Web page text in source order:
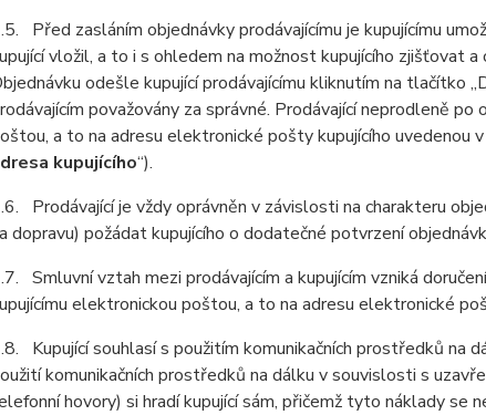
Před zasláním objednávky prodávajícímu je kupujícímu
vložil, a to i s ohledem na možnost kupujícího zjišťovat
odešle kupující prodávajícímu kliknutím na tlačítko
považovány za správné. Prodávající neprodleně
a to na adresu elektronické pošty kupujícího uvedenou
kupujícího“).
Prodávající je vždy oprávněn v závislosti na charakteru
dopravu) požádat kupujícího o dodatečné potvrzení
Smluvní vztah mezi prodávajícím a kupujícím vzniká
elektronickou poštou, a to na adresu elektronické
Kupující souhlasí s použitím komunikačních prostředků na
komunikačních prostředků na dálku v souvislosti s
hovory) si hradí kupující sám, přičemž tyto náklady se